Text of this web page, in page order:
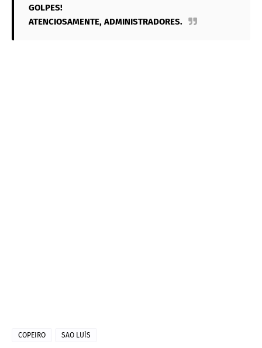
GOLPES!
ATENCIOSAMENTE, ADMINISTRADORES.
COPEIRO SAO LUÍS